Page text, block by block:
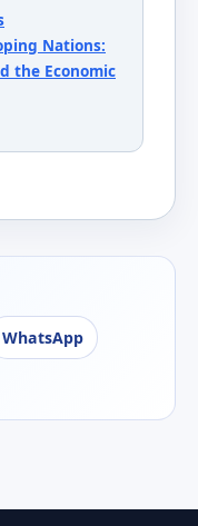
Nations:
the Economic
WhatsApp